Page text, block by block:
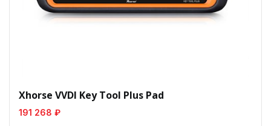
Xhorse VVDI Key Tool Plus Pad
191 268 ₽